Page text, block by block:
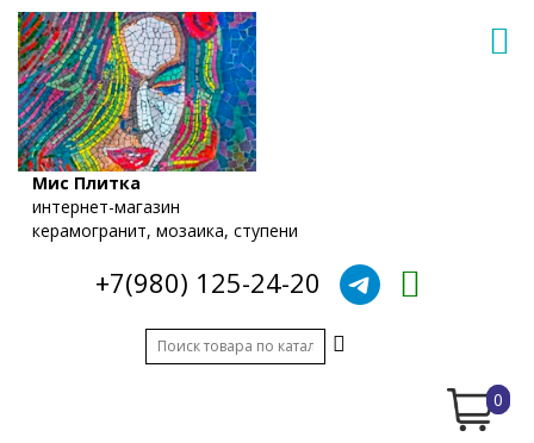
Мис Плитка
интернет-магазин
керамогранит, мозаика, ступени
+7(980) 125-24-20
0